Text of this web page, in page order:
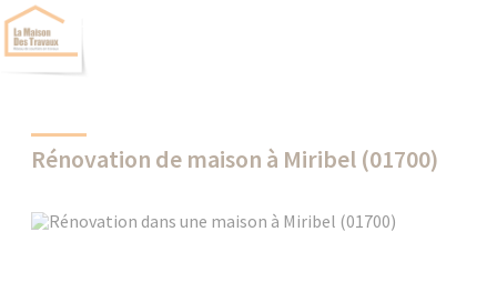
Rénovation de maison à Miribel (01700)